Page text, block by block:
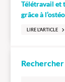
Télétravail et
grâce à
LIRE L'ARTICLE